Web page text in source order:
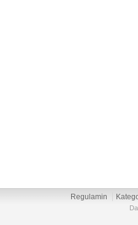
Regulamin